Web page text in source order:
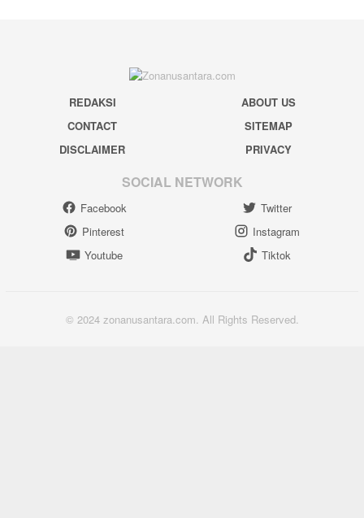
REDAKSI
ABOUT US
CONTACT
SITEMAP
DISCLAIMER
PRIVACY
SOCIAL NETWORK
Facebook
Twitter
Pinterest
Instagram
Youtube
Tiktok
© 2024 zonanusantara.com. All Rights Reserved.